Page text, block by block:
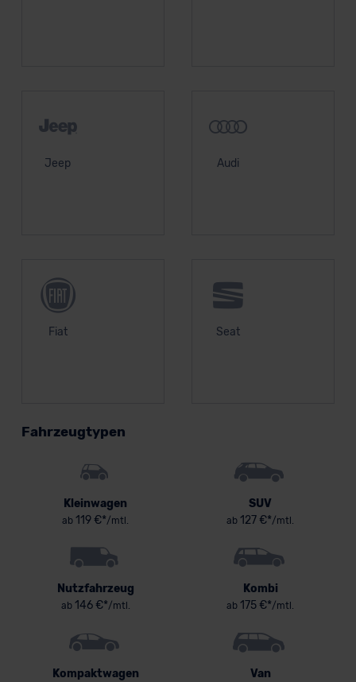
Jeep Audi
Fiat Seat
Fahrzeugtypen
Kleinwagen
ab 119 €*/mtl.
SUV
ab 127 €*/mtl.
Nutzfahrzeug
ab146 €*/mtl.
Kombi
ab 175 €*/mtl.
Kompaktwagen Van